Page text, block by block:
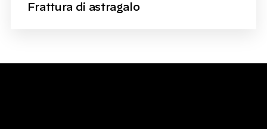
Frattura di astragalo